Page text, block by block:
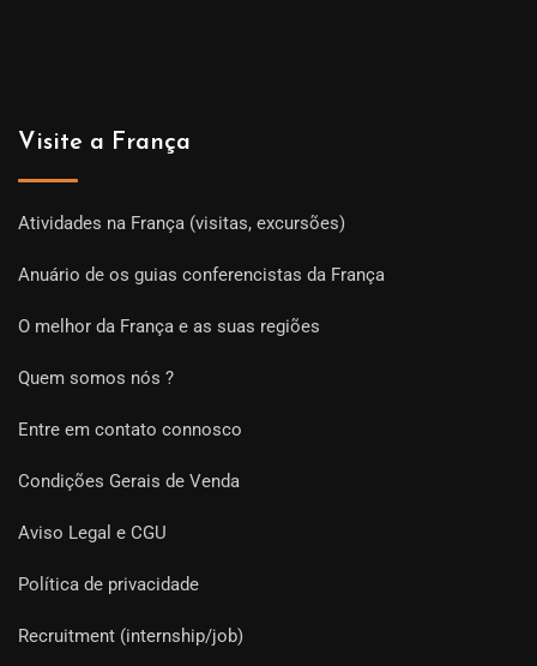
Visite a França
Atividades na França (visitas, excursões)
Anuário de os guias conferencistas da França
O melhor da França e as suas regiões
Quem somos nós ?
Entre em contato connosco
Condições Gerais de Venda
Aviso Legal e CGU
Política de privacidade
Recruitment (internship/job)